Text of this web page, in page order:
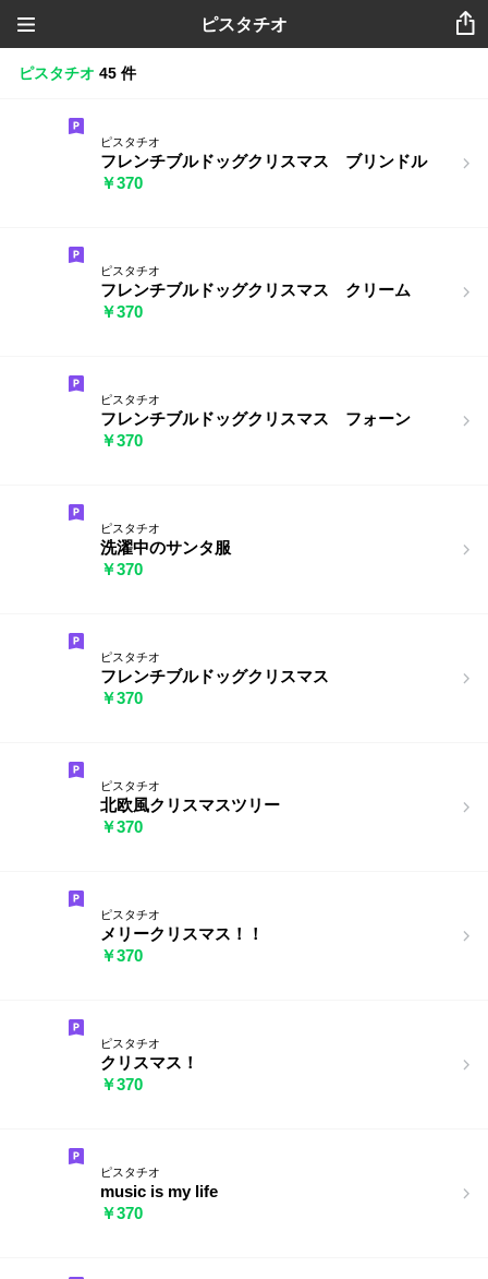
ピスタチオ
ピスタチオ 45 件
ピスタチオ
フレンチブルドッグクリスマス ブリンドル
￥370
ピスタチオ
フレンチブルドッグクリスマス クリーム
￥370
ピスタチオ
フレンチブルドッグクリスマス フォーン
￥370
ピスタチオ
洗濯中のサンタ服
￥370
ピスタチオ
フレンチブルドッグクリスマス
￥370
ピスタチオ
北欧風クリスマスツリー
￥370
ピスタチオ
メリークリスマス！！
￥370
ピスタチオ
クリスマス！
￥370
ピスタチオ
music is my life
￥370